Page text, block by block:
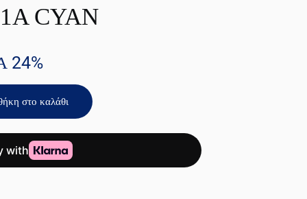
CYAN
24%
στο καλάθι